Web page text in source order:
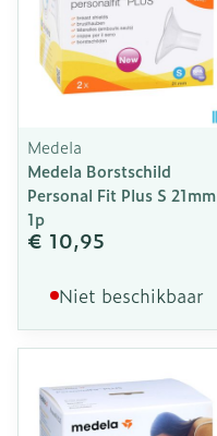
Medela
Medela Borstschild
Personal Fit Plus S 21mm
1p
€ 10,95
Niet beschikbaar